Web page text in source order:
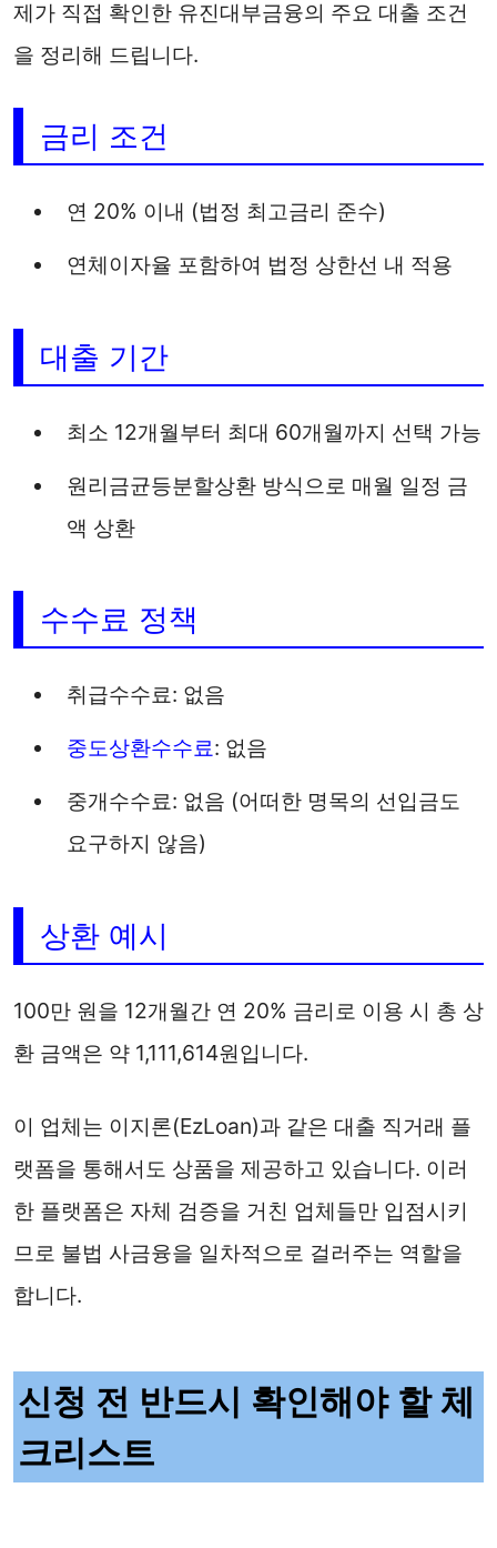
제가 직접 확인한 유진대부금융의 주요 대출 조건
을 정리해 드립니다.
금리 조건
연 20% 이내 (법정 최고금리 준수)
연체이자율 포함하여 법정 상한선 내 적용
대출 기간
최소 12개월부터 최대 60개월까지 선택 가능
원리금균등분할상환 방식으로 매월 일정 금
액 상환
수수료 정책
취급수수료: 없음
중도상환수수료: 없음
중개수수료: 없음 (어떠한 명목의 선입금도
요구하지 않음)
상환 예시
100만 원을 12개월간 연 20% 금리로 이용 시 총 상
환 금액은 약 1,111,614원입니다.
이 업체는 이지론(EzLoan)과 같은 대출 직거래 플
랫폼을 통해서도 상품을 제공하고 있습니다. 이러
한 플랫폼은 자체 검증을 거친 업체들만 입점시키
므로 불법 사금융을 일차적으로 걸러주는 역할을
합니다.
신청 전 반드시 확인해야 할 체
크리스트